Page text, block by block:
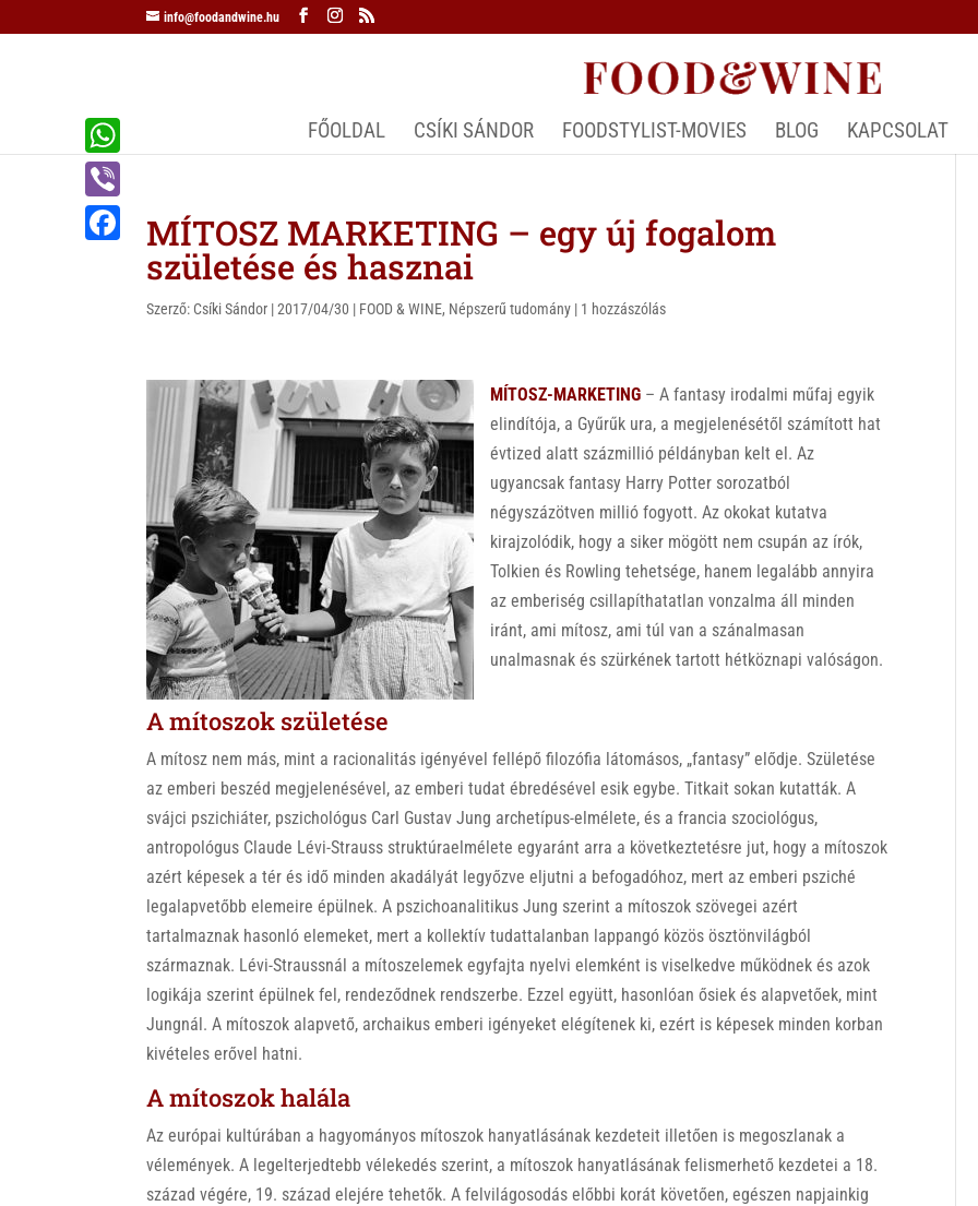
info@foodandwine.hu
FŐOLDAL CSÍKI SÁNDOR FOODSTYLIST-MOVIES BLOG KAPCSOLAT
MÍTOSZ MARKETING – egy új fogalom
születése és hasznai
Szerző: Csíki Sándor |2017/04/30 | FOOD & WINE, Népszerű tudomány | 1 hozzászólás
MÍTOSZ-MARKETING – A fantasy irodalmi műfaj egyik
elindítója, a Gyűrűk ura, a megjelenésétől számított hat
évtized alatt százmillió példányban kelt el. Az
ugyancsak fantasy Harry Potter sorozatból
négyszázötven millió fogyott. Az okokat kutatva
kirajzolódik, hogy a siker mögött nem csupán az írók,
Tolkien és Rowling tehetsége, hanem legalább annyira
az emberiség csillapíthatatlan vonzalma áll minden
iránt, ami mítosz, ami túl van a szánalmasan
unalmasnak és szürkének tartott hétköznapi valóságon.
A mítoszok születése
A mítosz nem más, mint a racionalitás igényével fellépő filozófia látomásos, „fantasy” elődje. Születése
az emberi beszéd megjelenésével, az emberi tudat ébredésével esik egybe. Titkait sokan kutatták. A
svájci pszichiáter, pszichológus Carl Gustav Jung archetípus-elmélete, és a francia szociológus,
antropológus Claude Lévi-Strauss struktúraelmélete egyaránt arra a következtetésre jut, hogy a mítoszok
azért képesek a tér és idő minden akadályát legyőzve eljutni a befogadóhoz, mert az emberi psziché
legalapvetőbb elemeire épülnek. A pszichoanalitikus Jung szerint a mítoszok szövegei azért
tartalmaznak hasonló elemeket, mert a kollektív tudattalanban lappangó közös ösztönvilágból
származnak. Lévi-Straussnál a mítoszelemek egyfajta nyelvi elemként is viselkedve működnek és azok
logikája szerint épülnek fel, rendeződnek rendszerbe. Ezzel együtt, hasonlóan ősiek és alapvetőek, mint
Jungnál. A mítoszok alapvető, archaikus emberi igényeket elégítenek ki, ezért is képesek minden korban
kivételes erővel hatni.
A mítoszok halála
Az európai kultúrában a hagyományos mítoszok hanyatlásának kezdeteit illetően is megoszlanak a
vélemények. A legelterjedtebb vélekedés szerint, a mítoszok hanyatlásának felismerhető kezdetei a 18.
század végére, 19. század elejére tehetők. A felvilágosodás előbbi korát követően, egészen napjainkig
W
h
a
V